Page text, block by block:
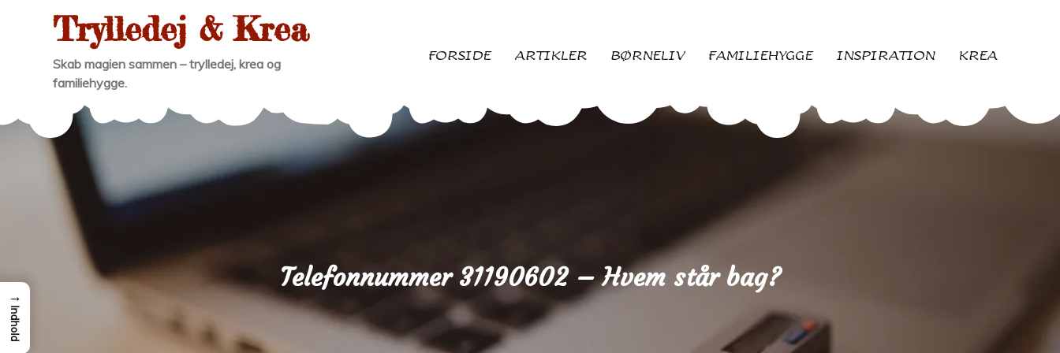
Trylledej & Krea
Skab magien sammen – trylledej, krea og
familiehygge.
FORSIDE ARTIKLER BØRNELIV FAMILIEHYGGE INSPIRATION KREA
Telefonnummer 31190602 – Hvem står bag?
→
Indhold